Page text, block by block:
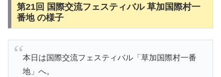
第21回 国際交流フェスティバル 草加国際村一
番地 の様子
本日は国際交流フェスティバル「草加国際村一番
地」へ。